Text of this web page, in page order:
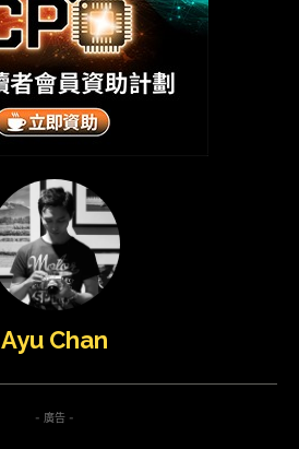
Ayu Chan
- 廣告 -